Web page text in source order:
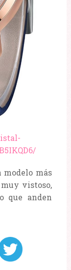
modelo más
vistoso,
que anden